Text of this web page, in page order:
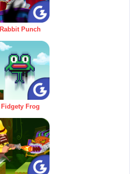
Rabbit Punch
Fidgety Frog